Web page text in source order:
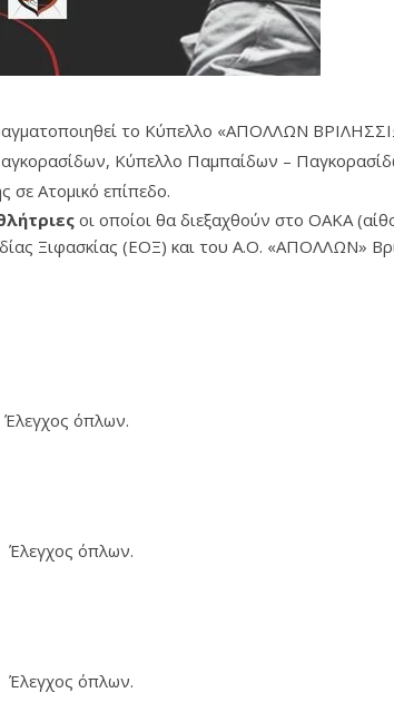
το Κύπελλο «ΑΠΟΛΛΩΝ
Κύπελλο Παμπαίδων –
Ατομικό επίπεδο.
οι οποίοι θα διεξαχθούν στο ΟΑΚΑ
Ξιφασκίας (ΕΟΞ) και του Α.Ο. «ΑΠΟΛΛΩΝ»
όπλων.
Έλεγχος όπλων.
Έλεγχος όπλων.